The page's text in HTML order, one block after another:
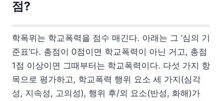
점?
학폭위는 학교폭력을 점수 매긴다. 아래는 그 ‘심의 기
준표’다. 총점이 0점이면 학교폭력이 아닌 거고, 총점
1점 이상이면 그때부터는 학교폭력이다. 다섯 가지 항
목으로 평가하고, 학교폭력 행위 요소 세 가지(심각
성, 지속성, 고의성), 행위 후/외 요소(반성, 화해)가